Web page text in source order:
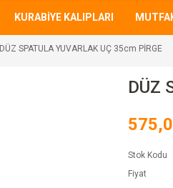
KURABİYE KALIPLARI
DÜZ SPATULA YUVARLAK UÇ 35cm PİRGE
DÜZ
Stok Kodu
Fiyat